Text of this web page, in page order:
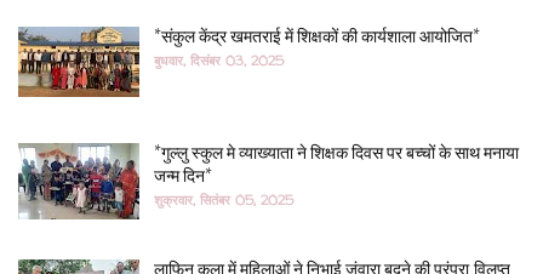
*संकुल केंद्र खमतराई में शिक्षकों की कार्यशाला आयोजित*
बुधवार, दिसंबर 03, 2025
*गुल्लु स्कुल मे व्याख्याता ने शिक्षक दिवस पर बच्चों के साथ मनाया
जन्म दिन*
शुक्रवार, सितंबर 05, 2025